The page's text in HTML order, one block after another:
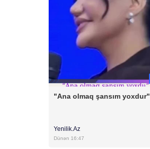
"Ana olmaq şansım yoxdur"
Yenilik.Az
Dünən 16:47